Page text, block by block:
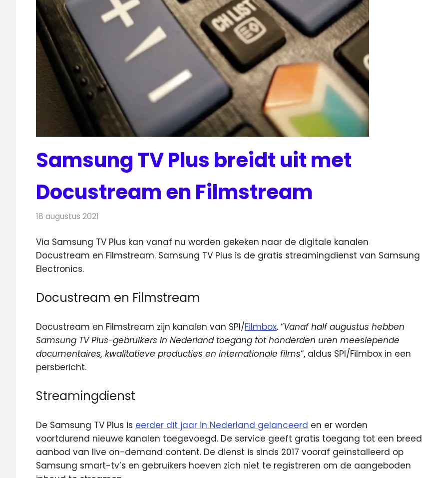
Samsung TV Plus breidt uit met
Docustream en Filmstream
18 augustus 2021
Via Samsung TV Plus kan vanaf nu worden gekeken naar de digitale kanalen
Docustream en Filmstream. Samsung TV Plus is de gratis streamingdienst van Samsung
Electronics.
Docustream en Filmstream
Docustream en Filmstream zijn kanalen van SPI/Filmbox. “Vanaf half augustus hebben
Samsung TV Plus-gebruikers in Nederland toegang tot honderden uren meeslepende
documentaires, kwalitatieve producties en internationale films“, aldus SPI/Filmbox in een
persbericht.
Streamingdienst
De Samsung TV Plus is eerder dit jaar in Nederland gelanceerd en er worden
voortdurend nieuwe kanalen toegevoegd. De service geeft gratis toegang tot een breed
aanbod van live on-demand content. De dienst is sinds 2017 vooraf geïnstalleerd op
Samsung smart-tv’s en gebruikers hoeven zich niet te registreren om de aangeboden